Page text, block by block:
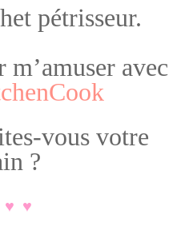
pétrisseur.
avec
vous votre
?
♥ ♥